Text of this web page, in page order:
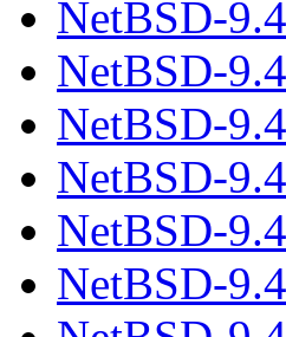
NetBSD-
NetBSD-
NetBSD-
NetBSD-
NetBSD-
NetBSD-